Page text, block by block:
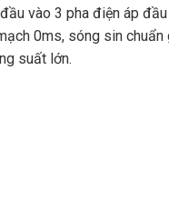
vào 3 pha điện áp
0ms, sóng sin
suất lớn.